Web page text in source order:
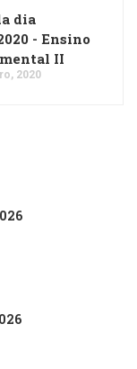
dia
- Ensino
II
2020